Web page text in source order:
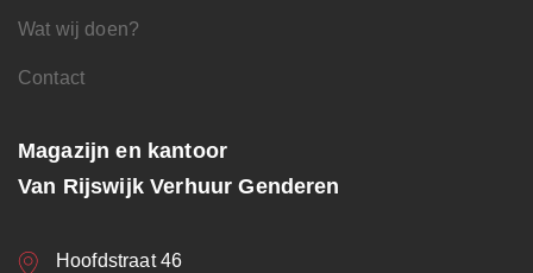
Wat wij doen?
Contact
Magazijn en kantoor
Van Rijswijk Verhuur Genderen
Hoofdstraat 46